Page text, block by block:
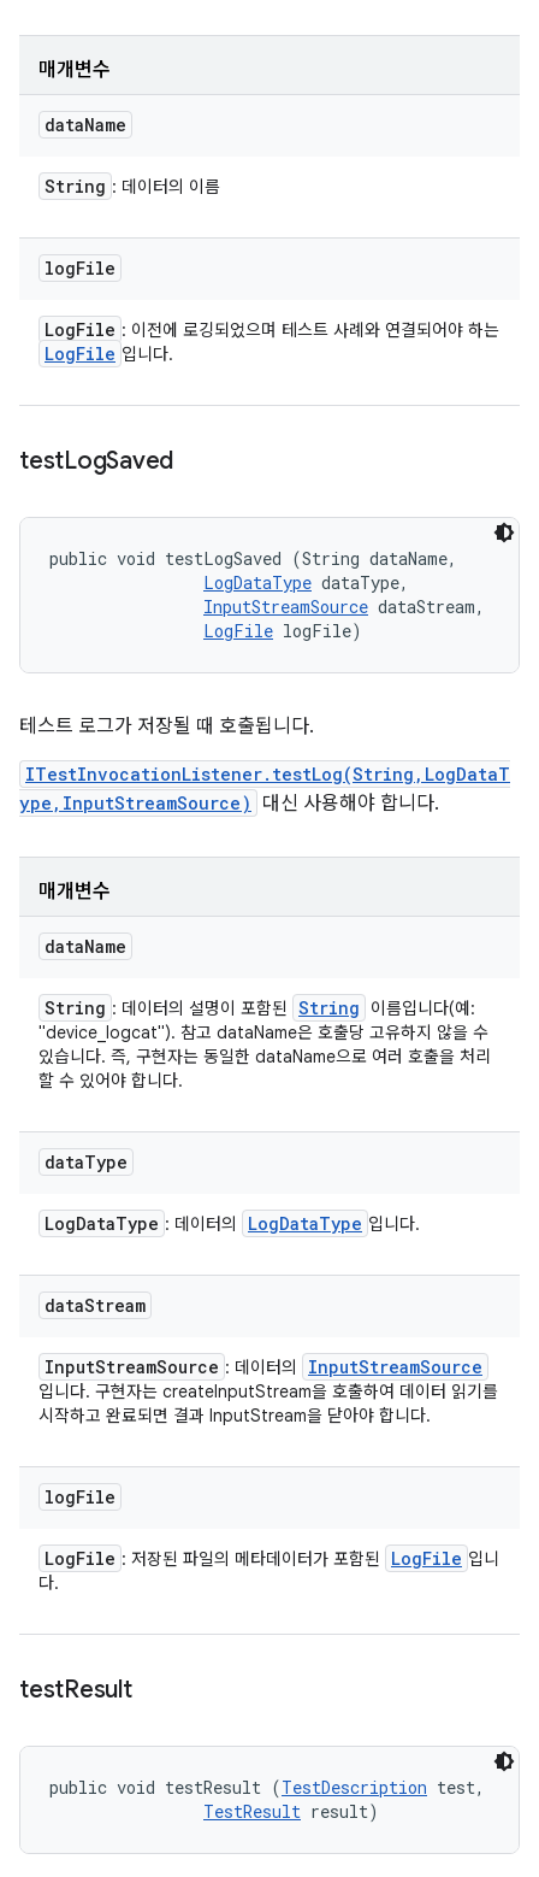
매개변수
dataName
String : 데이터의 이름
logFile
LogFile : 이전에 로깅되었으며 테스트 사례와 연결되어야 하는
LogFile 입니다.
testLogSaved
public void testLogSaved (String dataName,
LogDataType dataType,
InputStreamSource dataStream,
LogFile logFile)
테스트 로그가 저장될 때 호출됩니다.
ITestInvocationListener.testLog(String,LogDataT
ype,InputStreamSource)
대신 사용해야 합니다.
매개변수
dataName
String : 데이터의 설명이 포함된 String
이름입니다(예:
"device_logcat"). 참고 dataName은 호출당 고유하지 않을 수
있습니다. 즉, 구현자는 동일한 dataName으로 여러 호출을 처리
할 수 있어야 합니다.
dataType
LogDataType : 데이터의 LogDataType 입니다.
dataStream
InputStreamSource : 데이터의 InputStreamSource
입니다. 구현자는 createInputStream을 호출하여 데이터 읽기를
시작하고 완료되면 결과 InputStream을 닫아야 합니다.
logFile
LogFile : 저장된 파일의 메타데이터가 포함된 LogFile 입니
다.
testResult
public void testResult (TestDescription test,
TestResult result)